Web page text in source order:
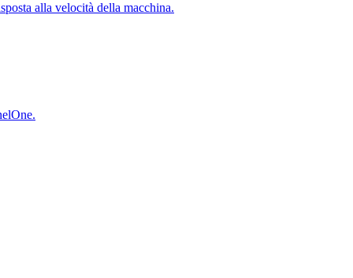
alla velocità della macchina.